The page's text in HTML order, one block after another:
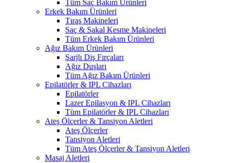
Tüm Saç Bakım Ürünleri
Erkek Bakım Ürünleri
Tıraş Makineleri
Saç & Sakal Kesme Makineleri
Tüm Erkek Bakım Ürünleri
Ağız Bakım Ürünleri
Şarjlı Diş Fırçaları
Ağız Duşları
Tüm Ağız Bakım Ürünleri
Epilatörler & IPL Cihazları
Epilatörler
Lazer Epilasyon & IPL Cihazları
Tüm Epilatörler & IPL Cihazları
Ateş Ölçerler & Tansiyon Aletleri
Ateş Ölçerler
Tansiyon Aletleri
Tüm Ateş Ölçerler & Tansiyon Aletleri
Masaj Aletleri